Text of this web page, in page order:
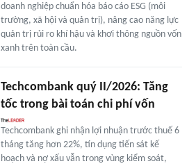
doanh nghiệp chuẩn hóa báo cáo ESG (môi
trường, xã hội và quản trị), nâng cao năng lực
quản trị rủi ro khí hậu và khơi thông nguồn vốn
xanh trên toàn cầu.
Techcombank quý II/2026: Tăng
tốc trong bài toán chi phí vốn
Techcombank ghi nhận lợi nhuận trước thuế 6
tháng tăng hơn 22%, tín dụng tiến sát kế
hoạch và nợ xấu vẫn trong vùng kiểm soát,